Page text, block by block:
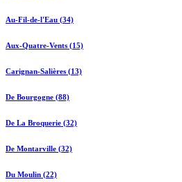
Au-Fil-de-l'Eau (34)
Aux-Quatre-Vents (15)
Carignan-Salières (13)
De Bourgogne (88)
De La Broquerie (32)
De Montarville (32)
Du Moulin (22)